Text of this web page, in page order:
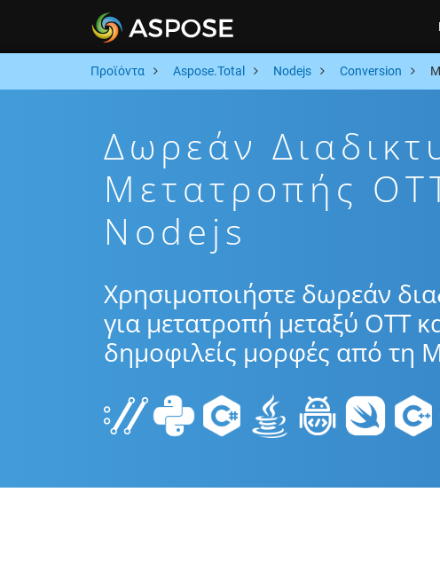
Προϊόντα Aspose.Total Nodejs Conversion
Δωρεάν
Μετατροπής
Nodejs
Χρησιμοποιήστε δωρεάν
για μετατροπή μεταξύ OTT
δημοφιλείς μορφές από τη